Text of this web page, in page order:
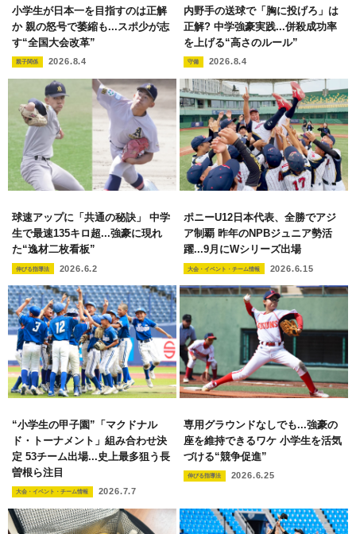
小学生が日本一を目指すのは正解
か 親の怒号で萎縮も...スポ少が志
す“全国大会改革”
親子関係 2026.8.4
内野手の送球で「胸に投げろ」は
正解? 中学強豪実践...併殺成功率
を上げる“高さのルール”
守備 2026.8.4
球速アップに「共通の秘訣」 中学
生で最速135キロ超...強豪に現れ
た“逸材二枚看板”
伸びる指導法 2026.6.2
ポニーU12日本代表、全勝でアジ
ア制覇 昨年のNPBジュニア勢活
躍...9月にWシリーズ出場
大会・イベント・チーム情報 2026.6.15
“小学生の甲子園”「マクドナル
ド・トーナメント」組み合わせ決
定 53チーム出場...史上最多狙う長
曽根ら注目
大会・イベント・チーム情報 2026.7.7
専用グラウンドなしでも...強豪の
座を維持できるワケ 小学生を活気
づける“競争促進”
伸びる指導法 2026.6.25